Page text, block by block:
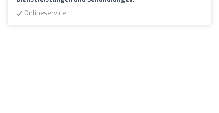
Onlineservice